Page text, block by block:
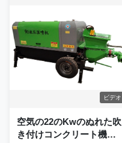
ビデオ
空気の22のKwのぬれた吹
き付けコンクリート機械